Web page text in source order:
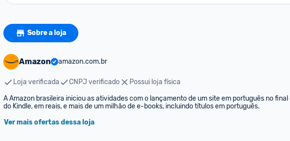
Sobre a loja
Amazon amazon.com.br
Loja verificada CNPJ verificado
Possui loja física
A Amazon brasileira iniciou as atividades com o lançamento de um site em português no
do Kindle, em reais, e mais de um milhão de e-books, incluindo títulos em português.
Ver mais ofertas dessa loja